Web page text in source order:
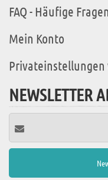
FAQ - Häufige Fragen
Mein Konto
Privateinstellungen
NEWSLETTER